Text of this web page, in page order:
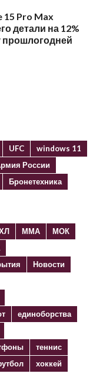
15 Pro Max
детали на 12%
прошлогодней
UFC
windows 11
России
Бронетехника
ММА
МОК
Новости
единоборства
теннис
хоккей